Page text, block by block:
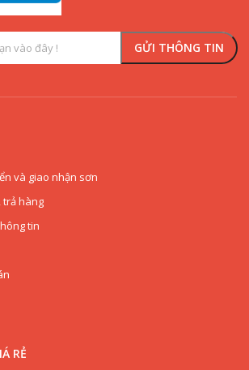
và giao nhận sơn
trả hàng
tin
RẺ